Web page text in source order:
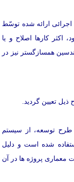
ارائه شده توسّط
اكثر كارها اصلاح و یا
همسازگستر نیز در
تعیین گردید.
طرح توسعه، از سیستم
شده است و دلیل
معماری پروژه ها در آن